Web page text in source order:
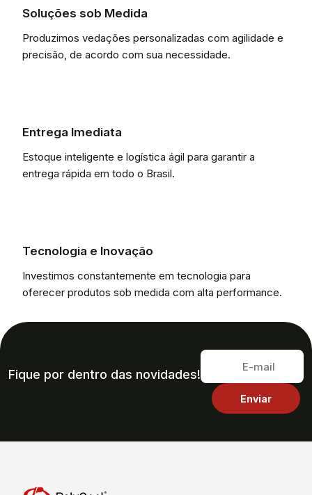
Soluções sob Medida
Produzimos vedações personalizadas com agilidade e
precisão, de acordo com sua necessidade.
Entrega Imediata
Estoque inteligente e logística ágil para garantir a
entrega rápida em todo o Brasil.
Tecnologia e Inovação
Investimos constantemente em tecnologia para
oferecer produtos sob medida com alta performance.
Fique por dentro das novidades!